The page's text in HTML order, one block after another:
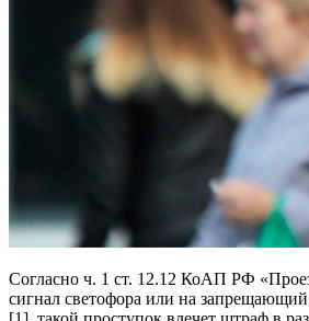
Согласно ч. 1 ст. 12.12 КоАП РФ
сигнал светофора или на